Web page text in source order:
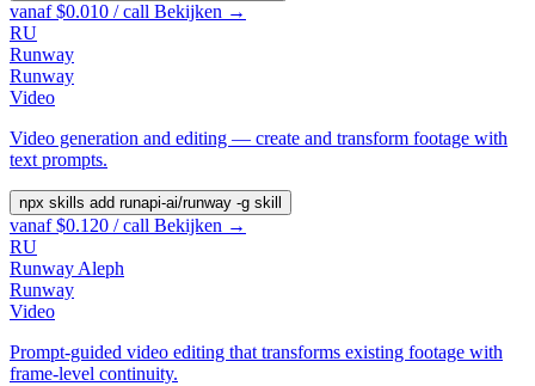
vanaf $0.010 / call Bekijken →
RU
Runway
Runway
Video
Video generation and editing — create and transform footage with
text prompts.
npx skills add runapi-ai/runway -g skill
vanaf $0.120 / call Bekijken →
RU
Runway Aleph
Runway
Video
Prompt-guided video editing that transforms existing footage with
frame-level continuity.